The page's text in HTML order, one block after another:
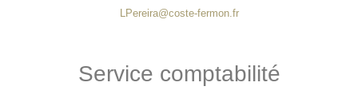
LPereira@coste-fermon.fr
Service comptabilité